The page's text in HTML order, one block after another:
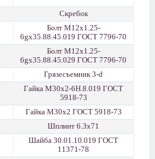
Скребок
Болт М12х1.25-
6gх35.88.45.019 ГОСТ 7796-70
Болт М12х1.25-
6gх35.88.45.029 ГОСТ 7796-70
Грязесъемник 3-d
Гайка М30х2-6Н.8.019 ГОСТ
5918-73
Гайка М30х2 ГОСТ 5918-73
Шплинт 6.3х71
Шайба 30.01.10.019 ГОСТ
11371-78